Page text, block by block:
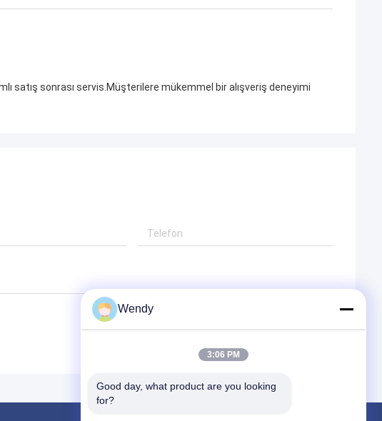
satış sonrası servis.Müşterilere mükemmel bir alışveriş deneyimi
Wendy
3:06 PM
Good day, what product are you looking
for?